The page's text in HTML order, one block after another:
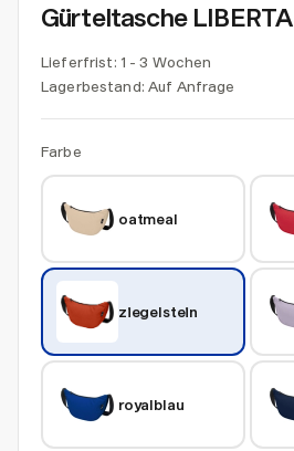
Gürteltasche LIBERTA
Lieferfrist: 1 - 3 Wochen
Lagerbestand: Auf Anfrage
Farbe
oatmeal
ziegelstein
royalblau